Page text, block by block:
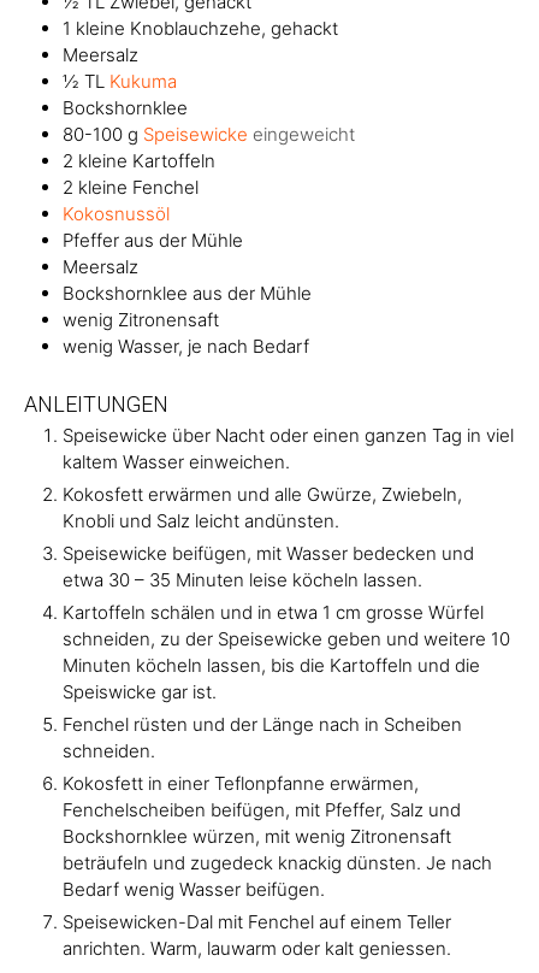
1 kleine Knoblauchzehe, gehackt
Meersalz
½ TL Kukuma
Bockshornklee
80-100 g Speisewicke eingeweicht
2 kleine Kartoffeln
2 kleine Fenchel
Kokosnussöl
Pfeffer aus der Mühle
Meersalz
Bockshornklee aus der Mühle
wenig Zitronensaft
wenig Wasser, je nach Bedarf
ANLEITUNGEN
Speisewicke über Nacht oder einen ganzen Tag in viel
kaltem Wasser einweichen.
Kokosfett erwärmen und alle Gwürze, Zwiebeln,
Knobli und Salz leicht andünsten.
Speisewicke beifügen, mit Wasser bedecken und
etwa 30 – 35 Minuten leise köcheln lassen.
Kartoffeln schälen und in etwa 1 cm grosse Würfel
schneiden, zu der Speisewicke geben und weitere 10
Minuten köcheln lassen, bis die Kartoffeln und die
Speiswicke gar ist.
Fenchel rüsten und der Länge nach in Scheiben
schneiden.
Kokosfett in einer Teflonpfanne erwärmen,
Fenchelscheiben beifügen, mit Pfeffer, Salz und
Bockshornklee würzen, mit wenig Zitronensaft
beträufeln und zugedeck knackig dünsten. Je nach
Bedarf wenig Wasser beifügen.
Speisewicken-Dal mit Fenchel auf einem Teller
anrichten. Warm, lauwarm oder kalt geniessen.